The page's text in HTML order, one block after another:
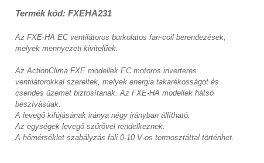
Termék kód: FXEHA231
Az FXE-HA EC ventilátoros burkolatos fan-coil berendezések,
melyek mennyezeti kivitelűek.
Az ActionClima FXE modellek EC motoros inverteres
ventilátorokkal szereltek, melyek energia takarékosságot és
csendes üzemet biztosítanak. Az FXE-HA modellek hátsó
beszívásúak.
A levegő kifújásának iránya négy irányban állítható.
Az egységek levegő szűrővel rendelkeznek.
A hőmérséklet szabályzás fali 0-10 V-os termosztáttal történhet.